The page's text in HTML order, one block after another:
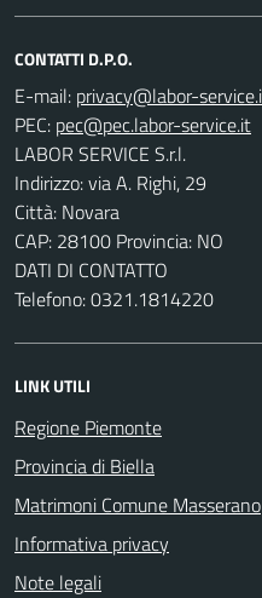
CONTATTI D.P.O.
E-mail:
PEC:
LABOR SERVICE S.r.l.
Indirizzo: via A. Righi, 29
Città: Novara
CAP: 28100 Provincia: NO
DATI DI CONTATTO
Telefono: 0321.1814220
LINK UTILI
Regione Piemonte
Provincia di Biella
Matrimoni Comune Masserano
Informativa privacy
Note legali